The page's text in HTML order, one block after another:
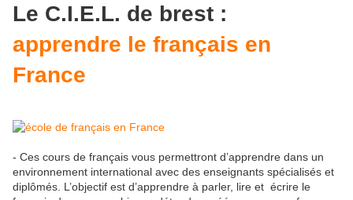
Le C.I.E.L. de brest :
apprendre le français en
France
- Ces cours de français vous permettront d’apprendre dans un
environnement international avec des enseignants spécialisés et
diplômés. L’objectif est d’apprendre à parler, lire et écrire le